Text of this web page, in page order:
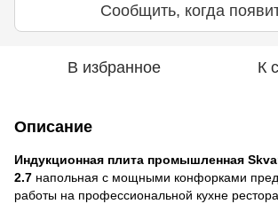
Сообщить, когда
В избранное К
Описание
Индукционная плита промышленная
2.7 напольная с мощными конфорками
работы на профессиональной кухне